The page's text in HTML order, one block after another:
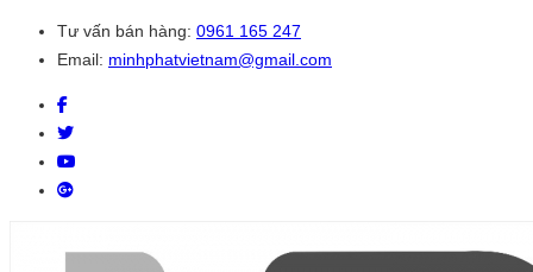
Tư vấn bán hàng: 0961 165 247
Email: minhphatvietnam@gmail.com